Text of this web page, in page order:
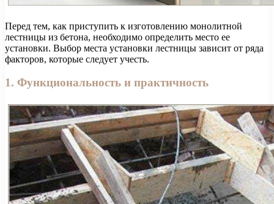
Перед тем, как приступить к изготовлению монолитной
лестницы из бетона, необходимо определить место ее
установки. Выбор места установки лестницы зависит от ряда
факторов, которые следует учесть.
1. Функциональность и практичность